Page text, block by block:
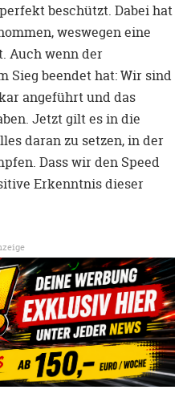
beschützt. Dabei hat
weswegen eine
Auch wenn der
Sieg beendet hat: Wir sind
angeführt und das
Jetzt gilt es in die
daran zu setzen, in der
Dass wir den Speed
Erkenntnis dieser